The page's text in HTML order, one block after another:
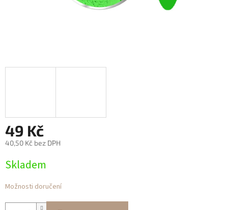
49 Kč
40,50 Kč bez DPH
cena:
Skladem
Možnosti doručení